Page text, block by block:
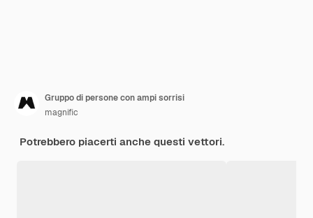
Gruppo di persone con ampi sorrisi
magnific
Potrebbero piacerti anche questi vettori.